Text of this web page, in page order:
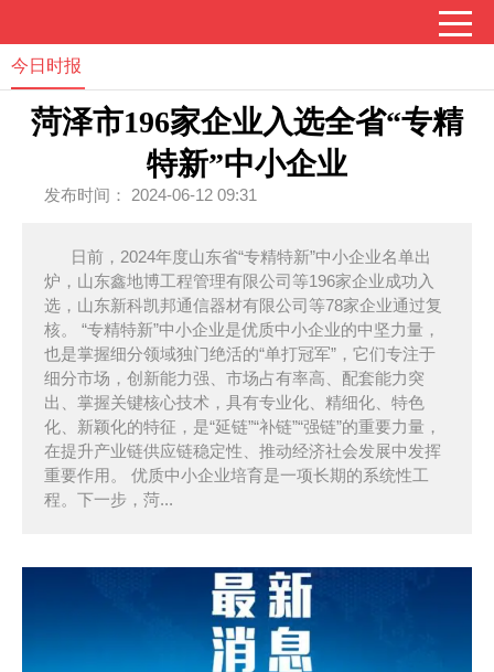
今日时报
菏泽市196家企业入选全省“专精
特新”中小企业
发布时间： 2024-06-12 09:31
日前，2024年度山东省“专精特新”中小企业名单出
炉，山东鑫地博工程管理有限公司等196家企业成功入
选，山东新科凯邦通信器材有限公司等78家企业通过复
核。 “专精特新”中小企业是优质中小企业的中坚力量，
也是掌握细分领域独门绝活的“单打冠军”，它们专注于
细分市场，创新能力强、市场占有率高、配套能力突
出、掌握关键核心技术，具有专业化、精细化、特色
化、新颖化的特征，是“延链”“补链”“强链”的重要力量，
在提升产业链供应链稳定性、推动经济社会发展中发挥
重要作用。 优质中小企业培育是一项长期的系统性工
程。下一步，菏...